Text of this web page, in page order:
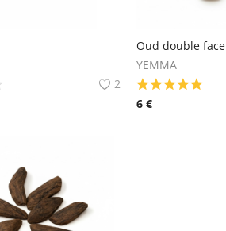
2
Oud double face
YEMMA
6 €